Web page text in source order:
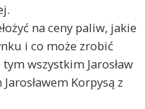
na ceny paliw, jakie
i co może zrobić
wszystkim Jarosław
Korpysą z